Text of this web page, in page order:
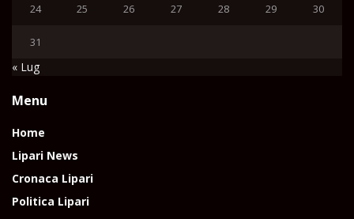
24 25 26 27 28 29 30
31
« Lug
Menu
Home
Lipari News
Cronaca Lipari
Politica Lipari